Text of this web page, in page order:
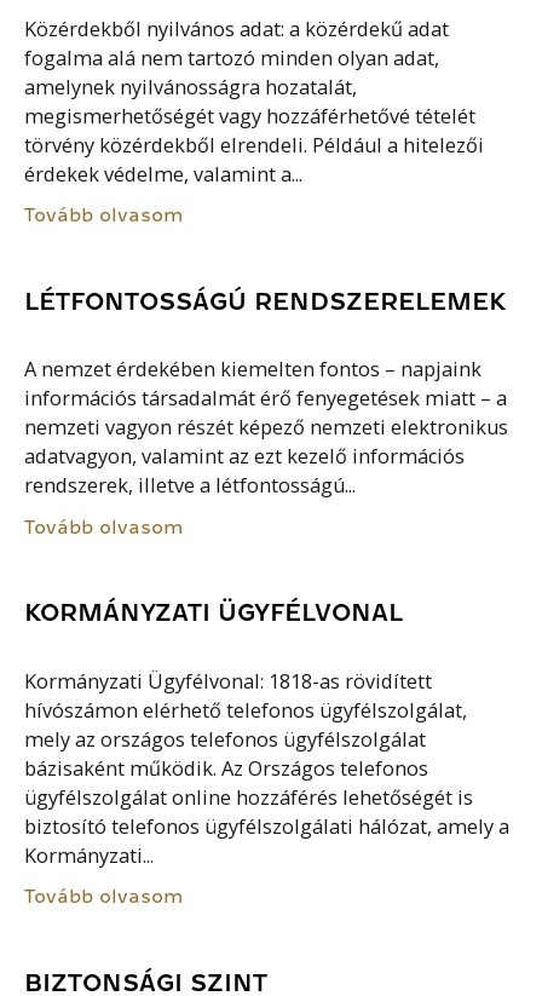
Közérdekből nyilvános adat: a közérdekű adat
fogalma alá nem tartozó minden olyan adat,
amelynek nyilvánosságra hozatalát,
megismerhetőségét vagy hozzáférhetővé tételét
törvény közérdekből elrendeli. Például a hitelezői
érdekek védelme, valamint a...
Tovább olvasom
LÉTFONTOSSÁGÚ RENDSZERELEMEK
A nemzet érdekében kiemelten fontos – napjaink
információs társadalmát érő fenyegetések miatt – a
nemzeti vagyon részét képező nemzeti elektronikus
adatvagyon, valamint az ezt kezelő információs
rendszerek, illetve a létfontosságú...
Tovább olvasom
KORMÁNYZATI ÜGYFÉLVONAL
Kormányzati Ügyfélvonal: 1818-as rövidített
hívószámon elérhető telefonos ügyfélszolgálat,
mely az országos telefonos ügyfélszolgálat
bázisaként működik. Az Országos telefonos
ügyfélszolgálat online hozzáférés lehetőségét is
biztosító telefonos ügyfélszolgálati hálózat, amely a
Kormányzati...
Tovább olvasom
BIZTONSÁGI SZINT